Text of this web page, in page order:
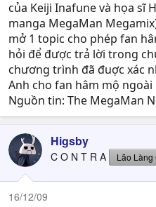
của Keiji Inafune và họa sĩ
manga MegaMan
mở 1 topic cho phép fan
hỏi để được trả lời trong
chương trình đã đuợc xác
Anh cho fan hâm mộ ngoài
Nguồn tin: The MegaMan
Higsby
C O N T R A Lão Làng
16/12/09